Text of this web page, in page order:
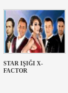
STAR IŞIĞI X-
FACTOR